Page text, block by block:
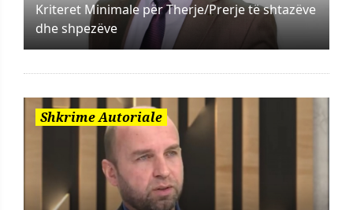
Kriteret Minimale për Therje/Prerje të shtazëve
dhe shpezëve
Shkrime Autoriale